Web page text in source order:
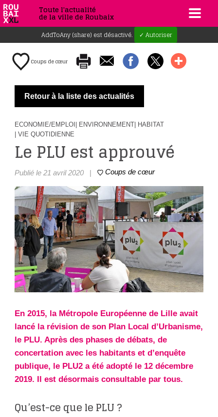
Toute l'actualité
de la ville de Roubaix
AddToAny (share) est désactivé. ✓ Autoriser
Coups de cœur
Retour à la liste des actualités
ECONOMIE/EMPLOI | ENVIRONNEMENT | HABITAT
| VIE QUOTIDIENNE
Le PLU est approuvé
Publié le 21 avril 2020 | Coups de cœur
En 2015, la Métropole Européenne de Lille avait
lancé la révision de son Plan Local d’Urbanisme,
le PLU. Après des phases de débats, de
concertation avec les habitants et d’enquête
publique, le PLU2 a été adopté le 12 décembre
2019. Il est désormais consultable par tous.
Qu’est-ce que le PLU ?